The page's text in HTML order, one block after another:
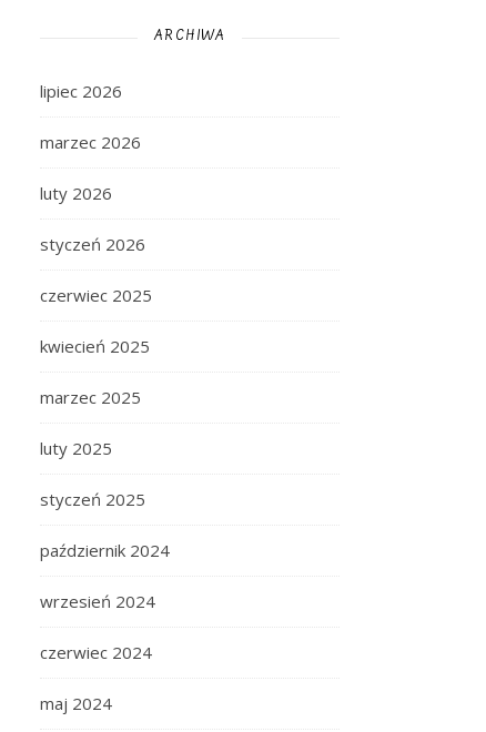
ARCHIWA
lipiec 2026
marzec 2026
luty 2026
styczeń 2026
czerwiec 2025
kwiecień 2025
marzec 2025
luty 2025
styczeń 2025
październik 2024
wrzesień 2024
czerwiec 2024
maj 2024